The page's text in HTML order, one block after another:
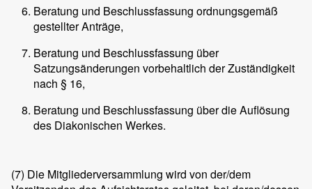
Beratung und Beschlussfassung ordnungsgemäß
gestellter Anträge,
Beratung und Beschlussfassung über
Satzungsänderungen vorbehaltlich der Zuständigkeit
nach § 16,
Beratung und Beschlussfassung über die Auflösung
des Diakonischen Werkes.
(7) Die Mitgliederversammlung wird von der/dem